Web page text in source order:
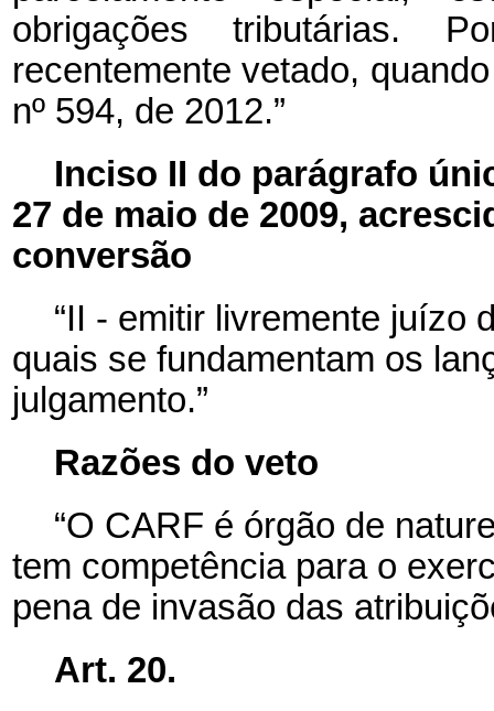
obrigações tributárias.
recentemente vetado,
nº 594, de 2012.”
Inciso II do parágrafo
27 de maio de 2009,
conversão
“II - emitir livremente juízo
quais se fundamentam os
julgamento.”
Razões do veto
“O CARF é órgão de
tem competência para o
pena de invasão das
Art. 20.